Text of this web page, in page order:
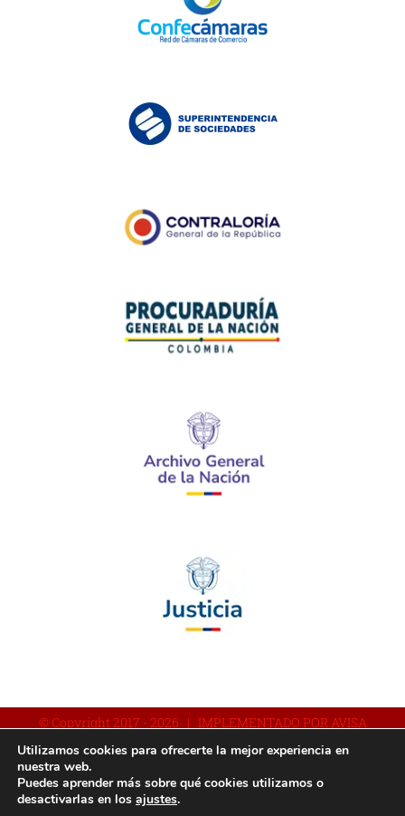
© Copyright 2017 - 2026 | IMPLEMENTADO POR AVISA
FacebookYouTubeInstagram
Utilizamos cookies para ofrecerte la mejor experiencia en
nuestra web.
Puedes aprender más sobre qué cookies utilizamos o
desactivarlas en los ajustes.